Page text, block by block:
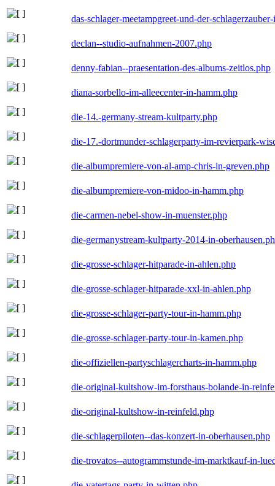
das-schlager-meetampgreet-und-der-
declan--studio-aufnahmen-2007.php
denny-fabian--praesentation-des-albums-zeitlos.php
diana-sorbello-im-alleecenter-in-hamm.php
die-14.-germany-stream-kultparty.php
die-17.-dortmunder-schlagerparty-im-revierpark-
die-albumpremiere-von-al-amp-chris-in-greven.php
die-albumpremiere-von-midoo-in-hamm.php
die-carmen-nebel-show-in-muenster.php
die-germanystream-kultparty-2014-in-
die-grosse-schlager-hitparade-in-ahlen.php
die-grosse-schlager-hitparade-xxl-in-ahlen.php
die-grosse-schlager-party-tour-in-hamm.php
die-grosse-schlager-party-tour-in-kamen.php
die-offiziellen-partyschlagercharts-in-hamm.php
die-original-kultshow-im-forsthaus-bolande-in-
die-original-kultshow-in-reinfeld.php
die-schlagerpiloten--das-konzert-in-oberhausen.php
die-trovatos--autogrammstunde-im-marktkauf-in-